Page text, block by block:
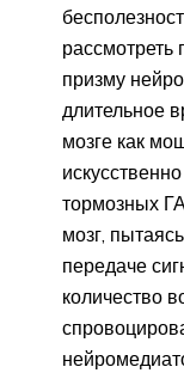
рассмотреть
призму
длительное
мозге как
тормозных
мозг,
передаче
количество